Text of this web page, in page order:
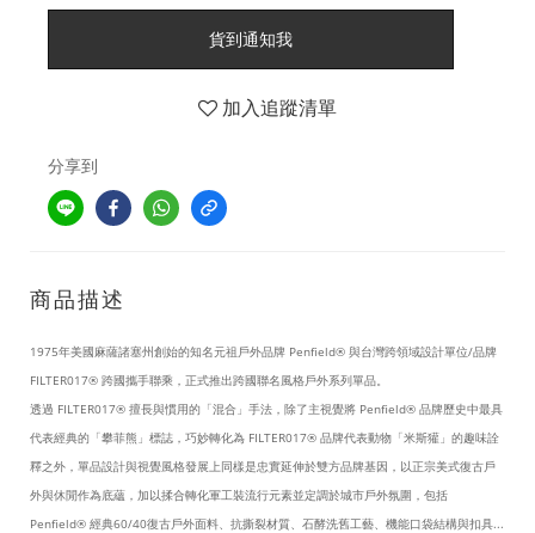
貨到通知我
加入追蹤清單
分享到
商品描述
1975年美國麻薩諸塞州創始的知名元祖戶外品牌 Penfield® 與台灣跨領域設計單位/品牌
FILTER017® 跨國攜手聯乘，正式推出跨國聯名風格戶外系列單品。
透過 FILTER017® 擅長與慣用的「混合」手法，除了主視覺將 Penfield® 品牌歷史中最具
代表經典的「攀菲熊」標誌，巧妙轉化為 FILTER017® 品牌代表動物「米斯獾」的趣味詮
釋之外，單品設計與視覺風格發展上同樣是忠實延伸於雙方品牌基因，以正宗美式復古戶
外與休閒作為底蘊，加以揉合轉化軍工裝流行元素並定調於城市戶外氛圍，包括
Penfield® 經典60/40復古戶外面料、抗撕裂材質、石酵洗舊工藝、機能口袋結構與扣具...